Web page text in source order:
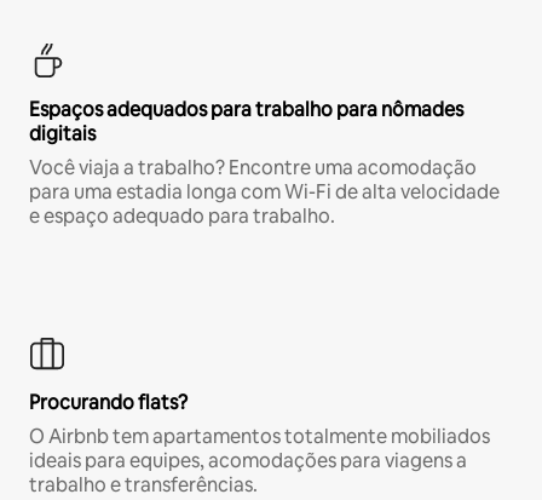
Espaços adequados para trabalho para nômades
digitais
Você viaja a trabalho? Encontre uma acomodação
para uma estadia longa com Wi-Fi de alta velocidade
e espaço adequado para trabalho.
Procurando flats?
O Airbnb tem apartamentos totalmente mobiliados
ideais para equipes, acomodações para viagens a
trabalho e transferências.